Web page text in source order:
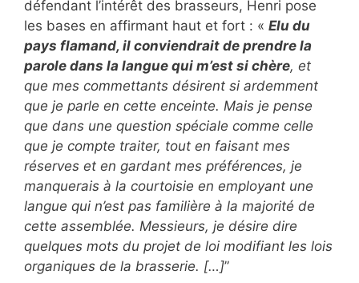
défendant l’intérêt des brasseurs, Henri pose
les bases en affirmant haut et fort : « Elu du
pays flamand, il conviendrait de prendre la
parole dans la langue qui m’est si chère, et
que mes commettants désirent si ardemment
que je parle en cette enceinte. Mais je pense
que dans une question spéciale comme celle
que je compte traiter, tout en faisant mes
réserves et en gardant mes préférences, je
manquerais à la courtoisie en employant une
langue qui n’est pas familière à la majorité de
cette assemblée. Messieurs, je désire dire
quelques mots du projet de loi modifiant les lois
organiques de la brasserie. […]”